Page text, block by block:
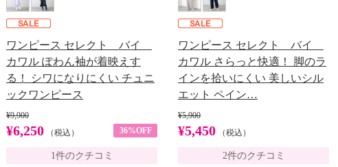
ワンピース セレクト バイ
カワル ぽわん袖が着映えす
る！ シワになりにくい チュニ
ックワンピース
¥9,900
¥6,250 （税込） 36%OFF
1件のクチコミ
ワンピース セレクト バイ
カワル さらっと快適！ 脚のラ
インを拾いにくい 美しいシル
エット ペイン…
¥5,900
¥5,450 （税込）
2件のクチコミ